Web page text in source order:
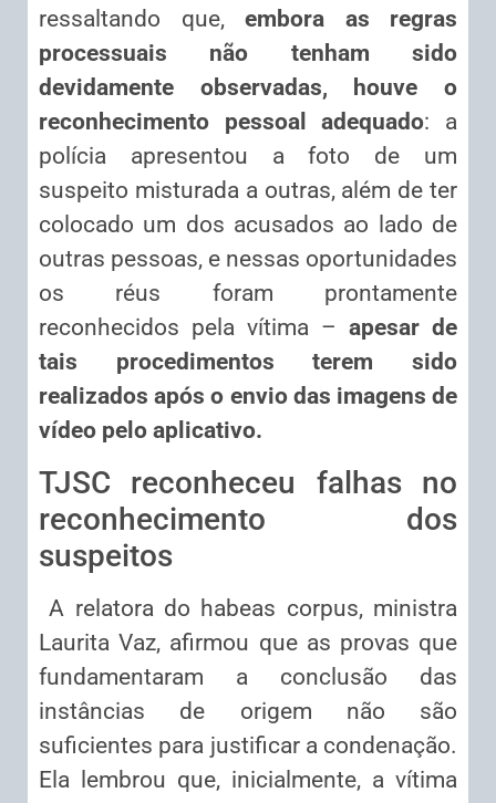
ressaltando que, embora as regras
processuais não tenham sido
devidamente observadas, houve o
reconhecimento pessoal adequado: a
polícia apresentou a foto de um
suspeito misturada a outras, além de ter
colocado um dos acusados ao lado de
outras pessoas, e nessas oportunidades
os réus foram prontamente
reconhecidos pela vítima – apesar de
tais procedimentos terem sido
realizados após o envio das imagens de
vídeo pelo aplicativo.
TJSC reconheceu falhas no
reconhecimento dos
suspeitos
A relatora do habeas corpus, ministra
Laurita Vaz, afirmou que as provas que
fundamentaram a conclusão das
instâncias de origem não são
suficientes para justificar a condenação.
Ela lembrou que, inicialmente, a vítima